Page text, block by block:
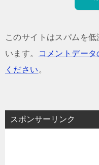
このサイトはスパムを
います。
コメントデー
ください 。
スポンサーリンク